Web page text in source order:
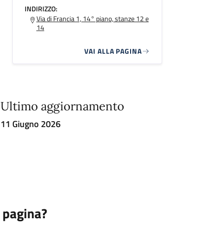
INDIRIZZO:
Via di Francia 1, 14° piano, stanze 12 e
14
VAI ALLA PAGINA
Ultimo aggiornamento
11 Giugno 2026